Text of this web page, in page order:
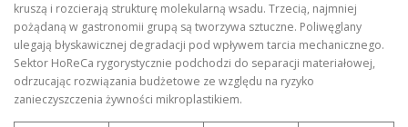
kruszą i rozcierają strukturę molekularną wsadu. Trzecią, najmniej
pożądaną w gastronomii grupą są tworzywa sztuczne. Poliwęglany
ulegają błyskawicznej degradacji pod wpływem tarcia mechanicznego.
Sektor HoReCa rygorystycznie podchodzi do separacji materiałowej,
odrzucając rozwiązania budżetowe ze względu na ryzyko
zanieczyszczenia żywności mikroplastikiem.